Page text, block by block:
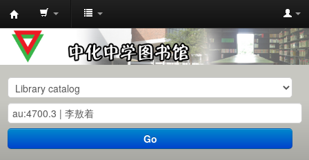
中
化
中
学
图
书
馆
Go